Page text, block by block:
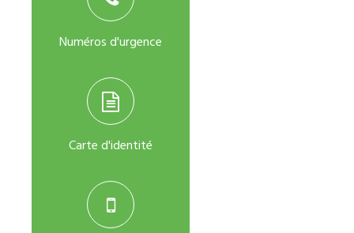
Numéros d'urgence
Carte d'identité